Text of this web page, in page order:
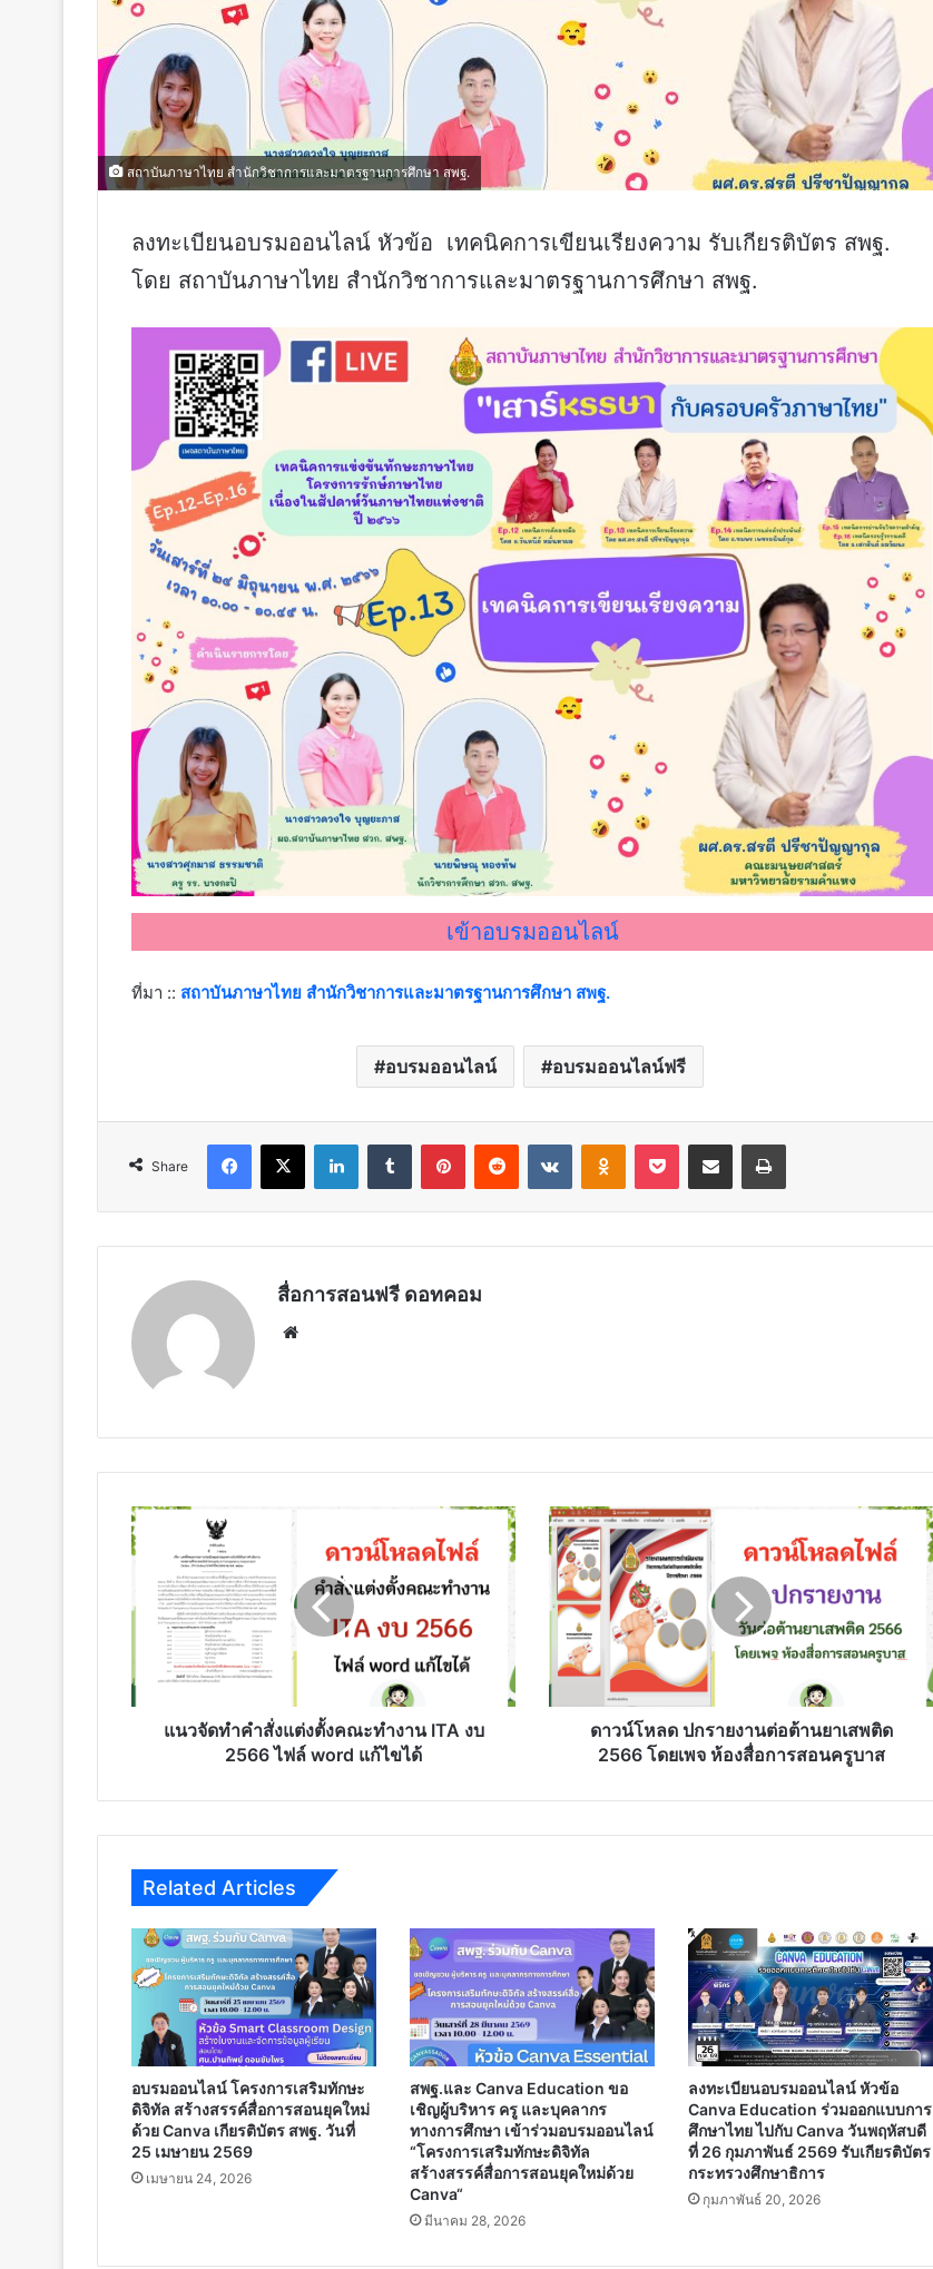
สถาบันภาษาไทย สำนักวิชาการและมาตรฐานการศึกษา สพฐ.
ลงทะเบียนอบรมออนไลน์ หัวข้อ เทคนิคการเขียนเรียงความ รับเกียรติบัตร สพฐ.
โดย สถาบันภาษาไทย สำนักวิชาการและมาตรฐานการศึกษา สพฐ.
เข้าอบรมออนไลน์
ที่มา :: สถาบันภาษาไทย สำนักวิชาการและมาตรฐานการศึกษา สพฐ.
อบรมออนไลน์ อบรมออนไลน์ฟรี
Share
Facebook
X LinkedInTumblr PinterestReddit VKontakteOdnoklassniki
Pocket Share via Email Print
สื่อการสอนฟรี ดอทคอม
แนว
จัด
แต่ง
ทํา
งาน
ไฟล์
ได้
แนวจัดทำคําสั่งแต่งตั้งคณะทํางาน ITA งบ
2566 ไฟล์ word แก้ไขได้
ดาวน์โหลด
ปก
รายงาน
ต่อ
ต้าน
เสพ
ติด
2566
สื่อ
ดาวน์โหลด ปกรายงานต่อต้านยาเสพติด
2566 โดยเพจ ห้องสื่อการสอนครูบาส
Related Articles
อบรมออนไลน์ โครงการเสริมทักษะ
ดิจิทัล สร้างสรรค์สื่อการสอนยุคใหม่
ด้วย Canva เกียรติบัตร สพฐ. วันที่
25 เมษายน 2569
เมษายน 24, 2026
สพฐ.และ Canva Education ขอ
เชิญผู้บริหาร ครู และบุคลากร
ทางการศึกษา เข้าร่วมอบรมออนไลน์
“โครงการเสริมทักษะดิจิทัล
สร้างสรรค์สื่อการสอนยุคใหม่ด้วย
Canva“
มีนาคม 28, 2026
ลงทะเบียนอบรมออนไลน์ หัวข้อ
Canva Education ร่วมออกแบบการ
ศึกษาไทย ไปกับ Canva วันพฤหัสบดี
ที่ 26 กุมภาพันธ์ 2569 รับเกียรติบัตร
กระทรวงศึกษาธิการ
กุมภาพันธ์ 20, 2026